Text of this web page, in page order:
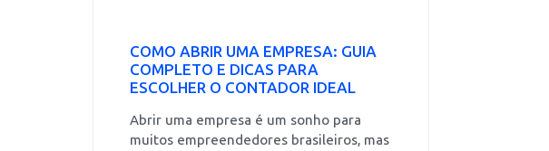
COMO ABRIR UMA EMPRESA: GUIA
COMPLETO E DICAS PARA
ESCOLHER O CONTADOR IDEAL
Abrir uma empresa é um sonho para
muitos empreendedores brasileiros, mas